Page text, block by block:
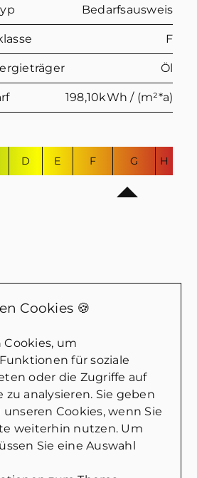
Bedarfsausweis
F
Öl
198,10kWh / (m²*a)
D E F G H
diese
gerne!
Begleitung auf
zur eigenen
bei jedem Schritt zur
Sie bei allen
Cookies 🍪
um
für soziale
oder die Zugriffe auf
zu analysieren. Sie geben
Cookies, wenn Sie
weiterhin nutzen. Um
Sie eine Auswahl